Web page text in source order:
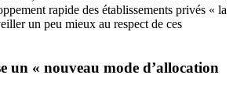
rapide des établissements privés « la
un peu mieux au respect de ces
un « nouveau mode d’allocation